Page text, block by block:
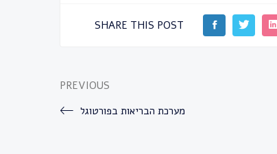
SHARE THIS POST
PREVIOUS
מערכת הבריאות בפורטוגל